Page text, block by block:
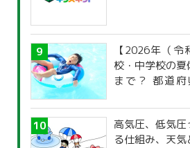
【2026年（
校・中学校の
まで？ 都道府
高気圧、低気
る仕組み、天気